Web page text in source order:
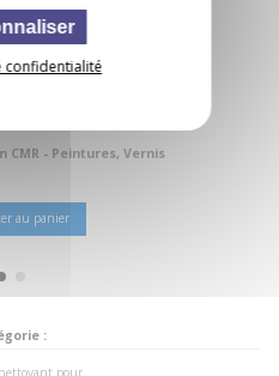
CMR - Peintures, Vernis
au panier
:
confidentialité